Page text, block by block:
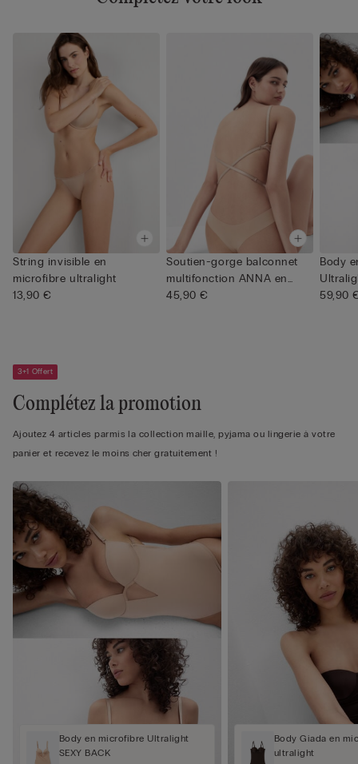
String invisible en
microfibre ultralight
13,90 €
Soutien-gorge balconnet
multifonction ANNA en
micr...
45,90 €
Body
59,90
3+1 Offert
Complétez la promotion
Ajoutez 4 articles parmis la collection maille, pyjama ou lingerie à votre
panier et recevez le moins cher gratuitement !
Body en microfibre Ultralight
SEXY BACK
Body Giada en
ultralight